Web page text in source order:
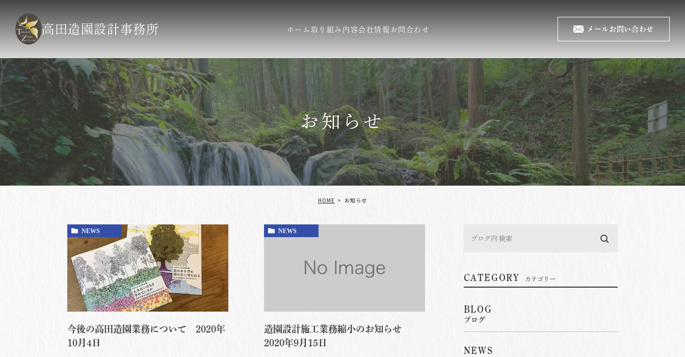
高田造園設計事務所 ホーム 取り組み内容会社情報 お問合わせ メールお問い合わせ
お知らせ
HOME お知らせ
NEWS
今後の高田造園業務について 2020年
10月4日
NEWS
造園設計施工業務縮小のお知らせ
2020年9月15日
CATEGORY カテゴリー
BLOG
ブログ
NEWS